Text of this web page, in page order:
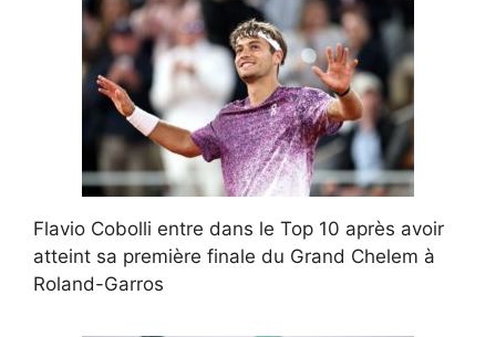
Flavio Cobolli entre dans le Top 10 après avoir
atteint sa première finale du Grand Chelem à
Roland-Garros